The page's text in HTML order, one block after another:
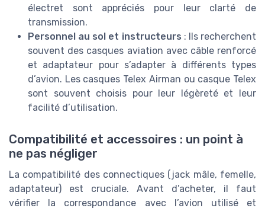
électret sont appréciés pour leur clarté de
transmission.
Personnel au sol et instructeurs : Ils recherchent
souvent des casques aviation avec câble renforcé
et adaptateur pour s’adapter à différents types
d’avion. Les casques Telex Airman ou casque Telex
sont souvent choisis pour leur légèreté et leur
facilité d’utilisation.
Compatibilité et accessoires : un point à
ne pas négliger
La compatibilité des connectiques (jack mâle, femelle,
adaptateur) est cruciale. Avant d’acheter, il faut
vérifier la correspondance avec l’avion utilisé et